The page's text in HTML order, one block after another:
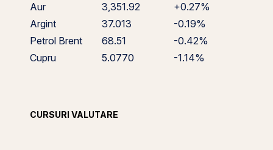
Aur 3,351.92
+0.27%
Argint
37.013
-0.19%
Petrol Brent
68.51
-0.42%
Cupru
5.0770 -1.14%
CURSURI VALUTARE